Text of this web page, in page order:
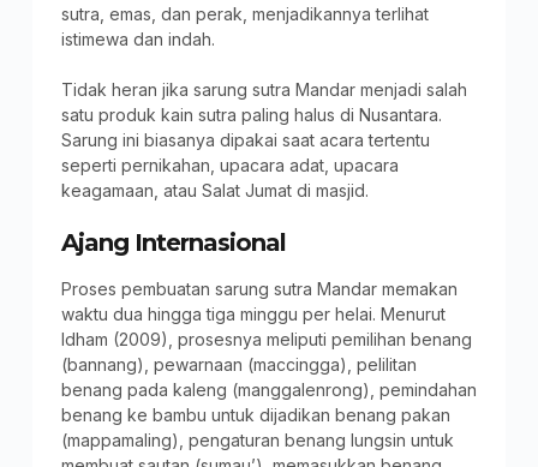
sutra, emas, dan perak, menjadikannya terlihat
istimewa dan indah.
Tidak heran jika sarung sutra Mandar menjadi salah
satu produk kain sutra paling halus di Nusantara.
Sarung ini biasanya dipakai saat acara tertentu
seperti pernikahan, upacara adat, upacara
keagamaan, atau Salat Jumat di masjid.
Ajang Internasional
Proses pembuatan sarung sutra Mandar memakan
waktu dua hingga tiga minggu per helai. Menurut
Idham (2009), prosesnya meliputi pemilihan benang
(bannang), pewarnaan (maccingga), pelilitan
benang pada kaleng (manggalenrong), pemindahan
benang ke bambu untuk dijadikan benang pakan
(mappamaling), pengaturan benang lungsin untuk